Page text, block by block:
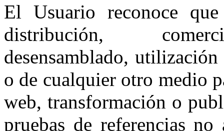
El Usuario reconoce
distribución,
desensamblado,
o de cualquier otro medio
web, transformación o
pruebas de referencias